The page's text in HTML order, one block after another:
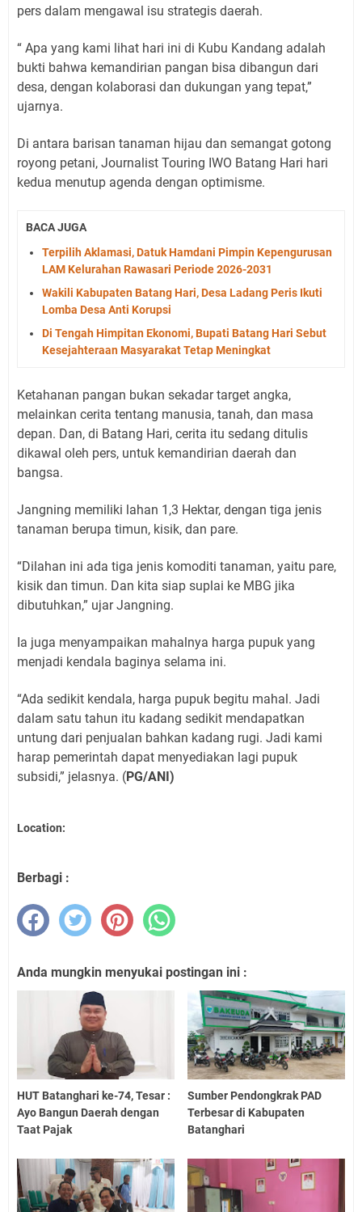
pers dalam mengawal isu strategis daerah.
“ Apa yang kami lihat hari ini di Kubu Kandang adalah
bukti bahwa kemandirian pangan bisa dibangun dari
desa, dengan kolaborasi dan dukungan yang tepat,”
ujarnya.
Di antara barisan tanaman hijau dan semangat gotong
royong petani, Journalist Touring IWO Batang Hari hari
kedua menutup agenda dengan optimisme.
BACA JUGA
Terpilih Aklamasi, Datuk Hamdani Pimpin Kepengurusan
LAM Kelurahan Rawasari Periode 2026-2031
Wakili Kabupaten Batang Hari, Desa Ladang Peris Ikuti
Lomba Desa Anti Korupsi
Di Tengah Himpitan Ekonomi, Bupati Batang Hari Sebut
Kesejahteraan Masyarakat Tetap Meningkat
Ketahanan pangan bukan sekadar target angka,
melainkan cerita tentang manusia, tanah, dan masa
depan. Dan, di Batang Hari, cerita itu sedang ditulis
dikawal oleh pers, untuk kemandirian daerah dan
bangsa.
Jangning memiliki lahan 1,3 Hektar, dengan tiga jenis
tanaman berupa timun, kisik, dan pare.
“Dilahan ini ada tiga jenis komoditi tanaman, yaitu pare,
kisik dan timun. Dan kita siap suplai ke MBG jika
dibutuhkan,” ujar Jangning.
Ia juga menyampaikan mahalnya harga pupuk yang
menjadi kendala baginya selama ini.
“Ada sedikit kendala, harga pupuk begitu mahal. Jadi
dalam satu tahun itu kadang sedikit mendapatkan
untung dari penjualan bahkan kadang rugi. Jadi kami
harap pemerintah dapat menyediakan lagi pupuk
subsidi,” jelasnya. (PG/ANI)
Location:
Berbagi :
Anda mungkin menyukai postingan ini :
HUT Batanghari ke-74, Tesar :
Ayo Bangun Daerah dengan
Taat Pajak
Sumber Pendongkrak PAD
Terbesar di Kabupaten
Batanghari